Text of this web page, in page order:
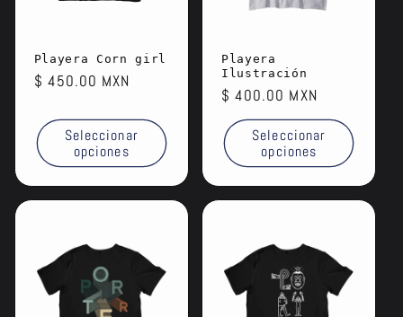
Playera Corn girl
Precio
$ 450.00 MXN
Seleccionar
opciones
Playera
Ilustración
Precio
habitual
$ 400.00 MXN
Seleccionar
opciones